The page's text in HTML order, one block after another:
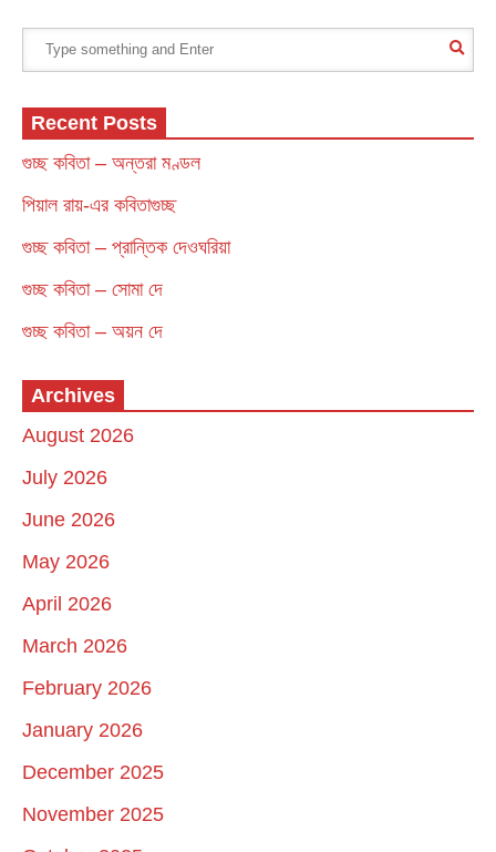
Recent Posts
গুচ্ছ কবিতা – অন্তরা মণ্ডল
পিয়াল রায়-এর কবিতাগুচ্ছ
গুচ্ছ কবিতা – প্রান্তিক দেওঘরিয়া
গুচ্ছ কবিতা – সোমা দে
গুচ্ছ কবিতা – অয়ন দে
Archives
August 2026
July 2026
June 2026
May 2026
April 2026
March 2026
February 2026
January 2026
December 2025
November 2025